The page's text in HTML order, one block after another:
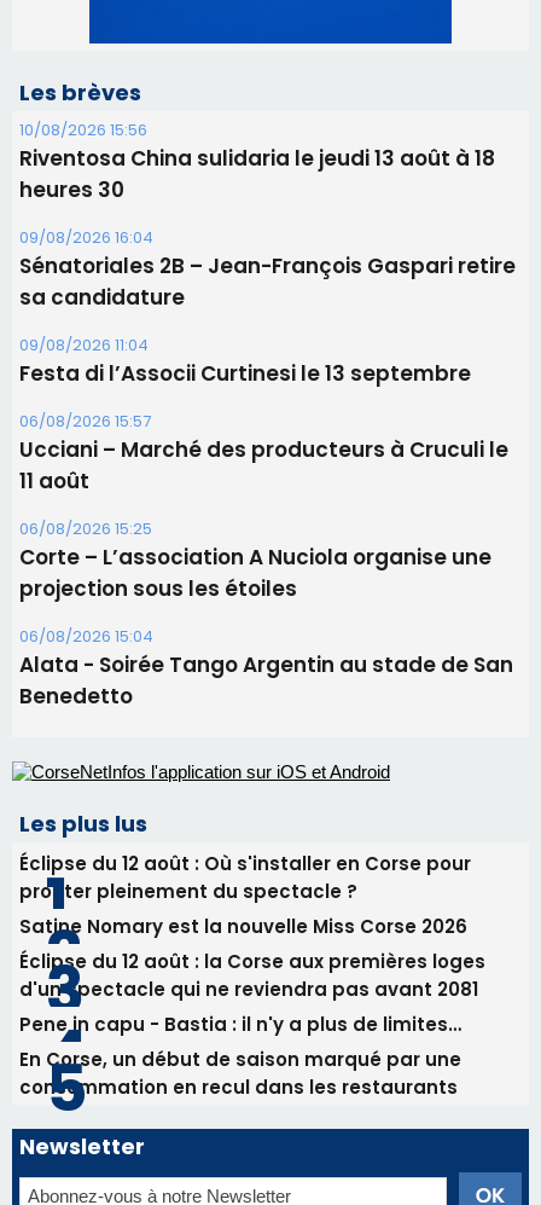
Sénatoriales 2B – Jean-François Gaspari retire
sa candidature
09/08/2026 11:04
Festa di l’Associi Curtinesi le 13 septembre
06/08/2026 15:57
Ucciani – Marché des producteurs à Cruculi le
11 août
06/08/2026 15:25
Corte – L’association A Nuciola organise une
projection sous les étoiles
06/08/2026 15:04
Alata - Soirée Tango Argentin au stade de San
Benedetto
Les plus lus
Éclipse du 12 août : Où s'installer en Corse pour
profiter pleinement du spectacle ?
Satine Nomary est la nouvelle Miss Corse 2026
d'un spectacle qui ne reviendra pas avant 2081
En Corse, un début de saison marqué par une
consommation en recul dans les restaurants
Newsletter
Inscrivez-vous à la newsletter de CNI et recevez par
email les infos les plus importantes et une sélection de
nos meilleurs articles